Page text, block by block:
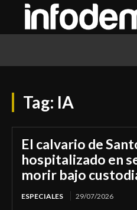
Tag: IA
El calvario de
hospitalizado en
morir bajo
ESPECIALES 29/07/2026